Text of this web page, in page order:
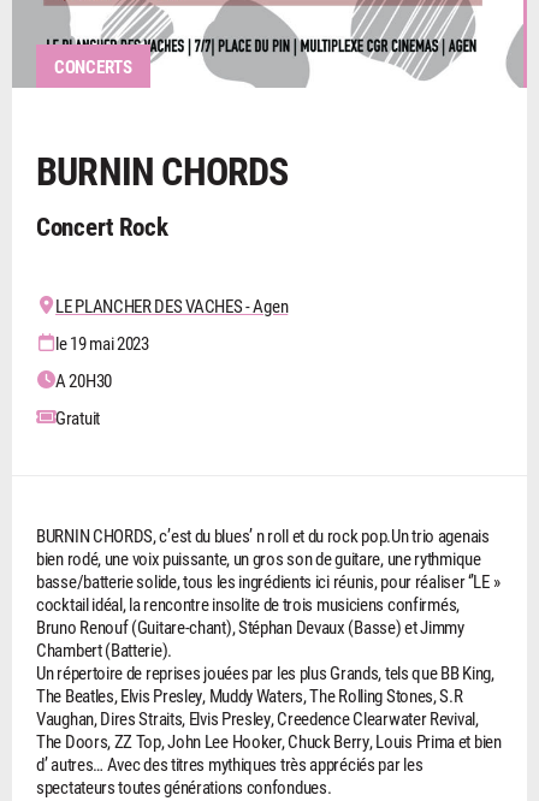
CONCERTS
BURNIN CHORDS
Concert Rock
LE PLANCHER DES VACHES - Agen
le 19 mai 2023
A 20H30
Gratuit
BURNIN CHORDS, c’est du blues’ n roll et du rock pop.Un trio agenais
bien rodé, une voix puissante, un gros son de guitare, une rythmique
basse/batterie solide, tous les ingrédients ici réunis, pour réaliser ‘’LE »
cocktail idéal, la rencontre insolite de trois musiciens confirmés,
Bruno Renouf (Guitare-chant), Stéphan Devaux (Basse) et Jimmy
Chambert (Batterie).
Un répertoire de reprises jouées par les plus Grands, tels que BB King,
The Beatles, Elvis Presley, Muddy Waters, The Rolling Stones, S.R
Vaughan, Dires Straits, Elvis Presley, Creedence Clearwater Revival,
The Doors, ZZ Top, John Lee Hooker, Chuck Berry, Louis Prima et bien
d’ autres… Avec des titres mythiques très appréciés par les
spectateurs toutes générations confondues.